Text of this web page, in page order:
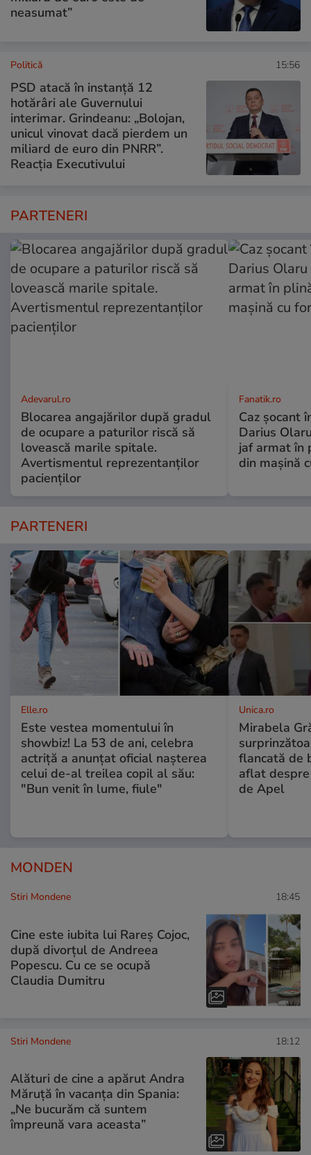
neasumat”
Politică 15:56
PSD atacă în instanță 12
hotărâri ale Guvernului
interimar. Grindeanu: „Bolojan,
unicul vinovat dacă pierdem un
miliard de euro din PNRR”.
Reacția Executivului
PARTENERI
Adevarul.ro
Blocarea angajărilor după gradul
de ocupare a paturilor riscă să
lovească marile spitale.
Avertismentul reprezentanților
pacienților
Fanatik.ro
Caz șocant
Darius
jaf armat în
din mașină
PARTENERI
Elle.ro
Este vestea momentului în
showbiz! La 53 de ani, celebra
actriță a anunțat oficial nașterea
celui de-al treilea copil al său:
"Bun venit în lume, fiule"
Unica.ro
Mirabela
flancată de
aflat
de Apel
MONDEN
Stiri Mondene 18:45
Cine este iubita lui Rareș Cojoc,
după divorțul de Andreea
Popescu. Cu ce se ocupă
Claudia Dumitru
Stiri Mondene 18:12
Alături de cine a apărut Andra
Măruță în vacanța din Spania:
„Ne bucurăm că suntem
împreună vara aceasta”